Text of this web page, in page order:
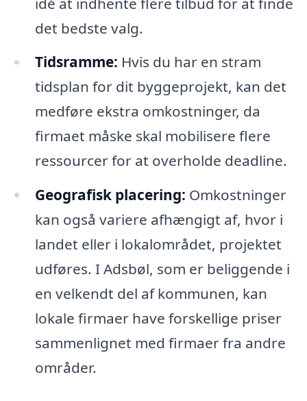
det bedste valg.
Tidsramme: Hvis du har en stram
tidsplan for dit byggeprojekt, kan det
medføre ekstra omkostninger, da
firmaet måske skal mobilisere flere
ressourcer for at overholde deadline.
Geografisk placering: Omkostninger
kan også variere afhængigt af, hvor i
landet eller i lokalområdet, projektet
udføres. I Adsbøl, som er beliggende i
en velkendt del af kommunen, kan
lokale firmaer have forskellige priser
sammenlignet med firmaer fra andre
områder.